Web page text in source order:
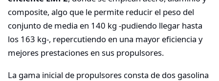
composite, algo que le permite reducir el peso del
conjunto de media en 140 kg -pudiendo llegar hasta
los 163 kg-, repercutiendo en una mayor eficiencia y
mejores prestaciones en sus propulsores.
La gama inicial de propulsores consta de dos gasolina